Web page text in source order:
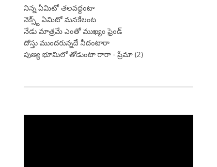
నిన్న ఏమిటో తలవద్దంటా
నెక్స్ట్ ఏమిటో మనకేలంట
నేడు మాత్రమే ఎంతో ముఖ్యం ఫ్రెండ్
దోస్తు ముందరున్నదే నీదంటారా
పుణ్య భూమిలో తోడుంటా రారా - ప్రేమా (2)